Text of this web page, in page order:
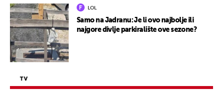
LOL
Samo na Jadranu: Je li ovo najbolje ili
najgore divlje parkiralište ove sezone?
TV